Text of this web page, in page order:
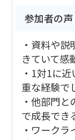
参加者の声
・資料や
きていて感
・1対1に
重な経験で
・他部門
で成長でき
・ワーク